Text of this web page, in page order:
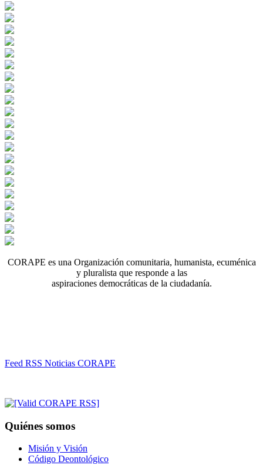
CORAPE es una Organización comunitaria, humanista, ecuménica
y pluralista que responde a las
aspiraciones democráticas de la ciudadanía.
Feed RSS Noticias CORAPE
Quiénes somos
Misión y Visión
Código Deontológico